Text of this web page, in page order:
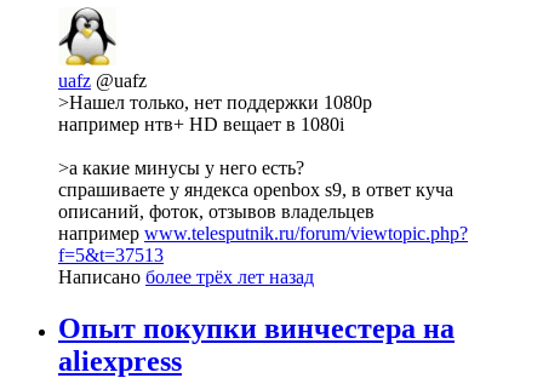
uafz @uafz
>Нашел только, нет поддержки 1080p
например нтв+ HD вещает в 1080i
>а какие минусы у него есть?
спрашиваете у яндекса openbox s9, в ответ куча
описаний, фоток, отзывов владельцев
например www.telesputnik.ru/forum/viewtopic.php?
f=5&t=37513
Написано более трёх лет назад
Опыт покупки винчестера на
aliexpress